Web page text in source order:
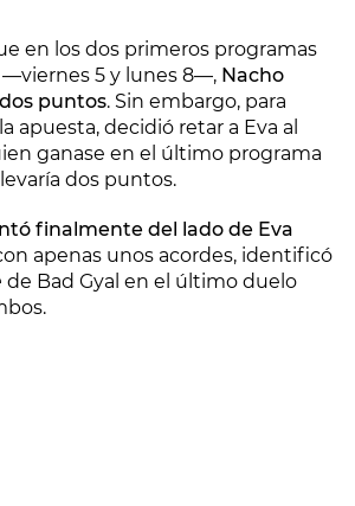
en los dos primeros programas
—viernes 5 y lunes 8—, Nacho
puntos. Sin embargo, para
apuesta, decidió retar a Eva al
ganase en el último programa
dos puntos.
finalmente del lado de Eva
apenas unos acordes, identificó
de Bad Gyal en el último duelo